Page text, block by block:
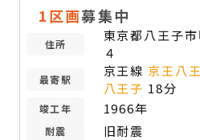
1区画募集中
住所
東京都八王子
４
最寄駅
京王線 京王八
八王子 18分
竣工年 1966年
耐震 旧耐震